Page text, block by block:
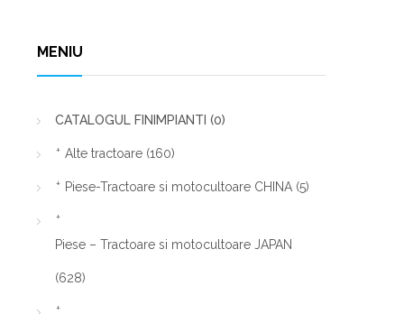
MENIU
CATALOGUL FINIMPIANTI (0)
Alte tractoare (160)
Piese-Tractoare si motocultoare CHINA (5)
Piese – Tractoare si motocultoare JAPAN
(628)